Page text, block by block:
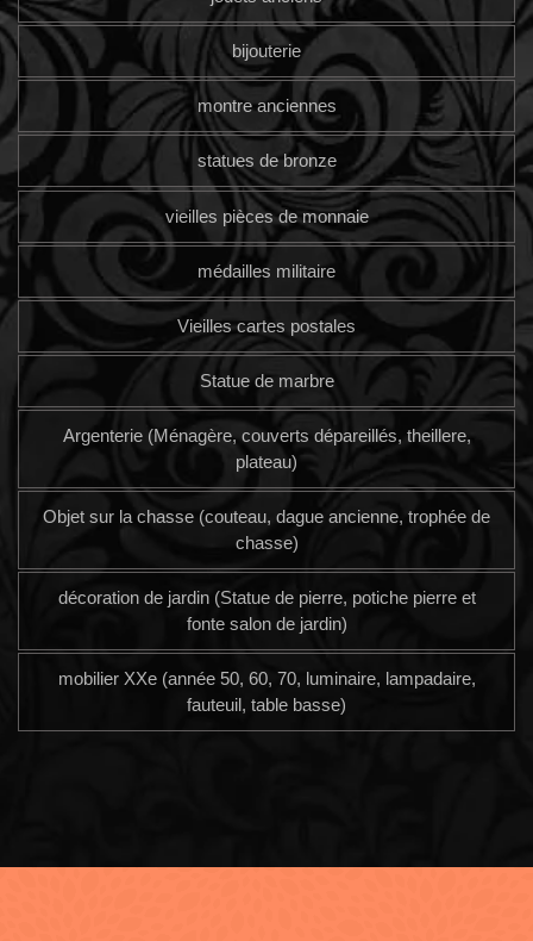
bijouterie
montre anciennes
statues de bronze
vieilles pièces de monnaie
médailles militaire
Vieilles cartes postales
Statue de marbre
Argenterie (Ménagère, couverts dépareillés, theillere,
plateau)
Objet sur la chasse (couteau, dague ancienne, trophée de
chasse)
décoration de jardin (Statue de pierre, potiche pierre et
fonte salon de jardin)
mobilier XXe (année 50, 60, 70, luminaire, lampadaire,
fauteuil, table basse)